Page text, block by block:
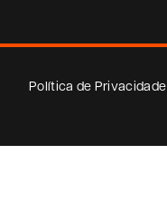
Política de Privacidade